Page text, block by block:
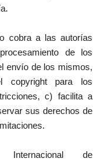
cobra a las autorías
de los
envío de los mismos,
copyright para los
c) facilita a
sus derechos de
de